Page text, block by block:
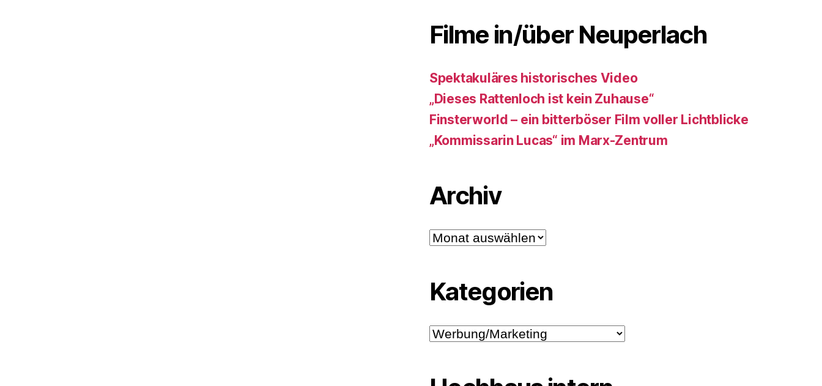
Filme in/über Neuperlach
Spektakuläres historisches Video
„Dieses Rattenloch ist kein Zuhause“
Finsterworld – ein bitterböser Film voller Lichtblicke
„Kommissarin Lucas“ im Marx-Zentrum
Archiv
Archiv
Kategorien
Kategorien